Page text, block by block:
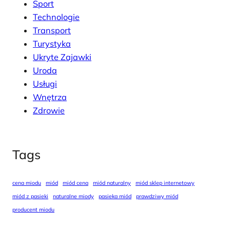
Sport
Technologie
Transport
Turystyka
Ukryte Zajawki
Uroda
Usługi
Wnętrza
Zdrowie
Tags
cena miodu miód miód cena miód naturalny
miód sklep internetowy
miód z pasieki
naturalne miody pasieka miód
prawdziwy miód
producent miodu